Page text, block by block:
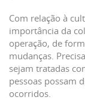
Com relação à
importância da
operação, de
mudanças.
sejam tratadas
pessoas possam
ocorridos.